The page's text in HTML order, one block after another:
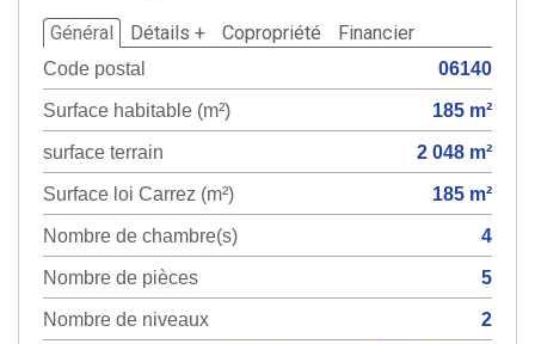
Général Détails + Copropriété Financier
Code postal
06140
Surface habitable (m²)
185 m²
surface terrain
2 048 m²
Surface loi Carrez (m²)
185 m²
Nombre de chambre(s)
4
Nombre de pièces
5
Nombre de niveaux
2